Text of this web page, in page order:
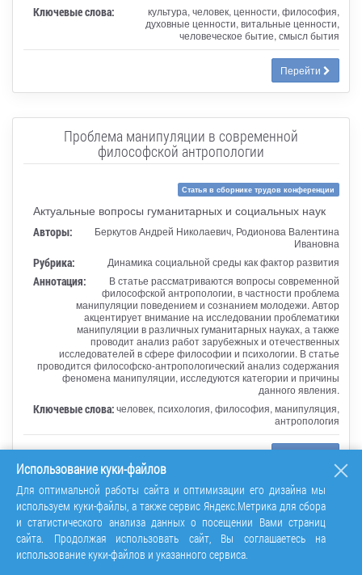
Ключевые слова:
культура, человек, ценности, философия,
духовные ценности, витальные ценности,
человеческое бытие, смысл бытия
Перейти
Проблема манипуляции в современной
философской антропологии
Статья в сборнике трудов конференции
Актуальные вопросы гуманитарных и социальных наук
Авторы:
Беркутов Андрей Николаевич, Родионова Валентина
Ивановна
Рубрика: Динамика социальной среды как фактор развития
Аннотация:
В статье рассматриваются вопросы современной
философской антропологии, в частности проблема
манипуляции поведением и сознанием молодежи. Автор
акцентирует внимание на исследовании проблематики
манипуляции в различных гуманитарных науках, а также
проводит анализ работ зарубежных и отечественных
исследователей в сфере философии и психологии. В статье
проводится философско-антропологический анализ содержания
феномена манипуляции, исследуются категории и причины
данного явления.
Ключевые слова:человек, психология, философия, манипуляция,
антропология
Творчество С. Викулова: стихотворение
о постоянстве
Использование куки-файлов
Для оптимальной работы сайта и оптимизации его дизайна мы
используем куки-файлы, а также сервис Яндекс.Метрика для сбора
и статистического анализа данных о посещении Вами страниц
сайта. Продолжая использовать сайт, Вы соглашаетесь на
использование куки-файлов и указанного сервиса.